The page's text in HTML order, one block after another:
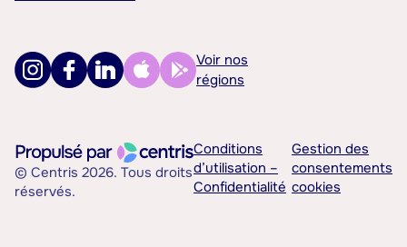
Voir nos
régions
© Centris 2026. Tous droits
réservés.
Conditions
d’utilisation –
Confidentialité
Gestion des
consentements
cookies